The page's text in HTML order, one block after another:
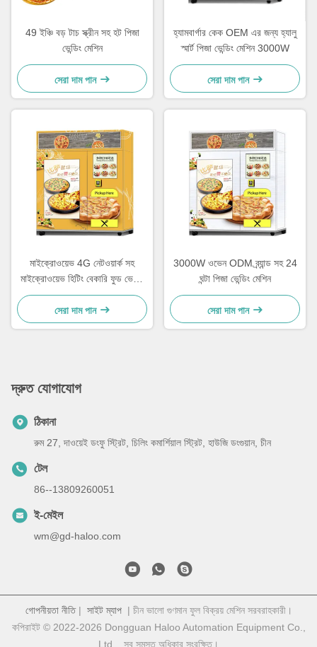
49 ইঞ্চি বড় টাচ স্ক্রীন সহ হট পিজা
ভেন্ডিং মেশিন
সেরা দাম পান
হ্যামবার্গার কেক OEM এর জন্য হ্যালু
স্মার্ট পিজা ভেন্ডিং মেশিন 3000W
সেরা দাম পান
মাইক্রোওয়েভ 4G নেটওয়ার্ক সহ
মাইক্রোওয়েভ হিটিং বেকারি ফুড ভেন্ডিং
মেশিন
সেরা দাম পান
3000W ওভেন ODM ব্র্যান্ড সহ 24
ঘন্টা পিজা ভেন্ডিং মেশিন
সেরা দাম পান
দ্রুত যোগাযোগ
ঠিকানা
রুম 27, দাওয়েই ডংফু স্ট্রিট, চিলিং কমার্শিয়াল স্ট্রিট, হাউজি ডংগুয়ান, চীন
টেল
86--13809260051
ই-মেইল
wm@gd-haloo.com
গোপনীয়তা নীতি| সাইট ম্যাপ| চীন ভালো গুণমান ফুল বিক্রয় মেশিন সরবরাহকারী।
কপিরাইট © 2022-2026 Dongguan Haloo Automation Equipment Co.,
Ltd. . সব সমস্ত অধিকার সংরক্ষিত।